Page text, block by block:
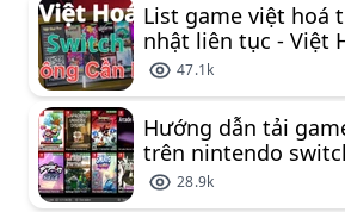
List game việt hoá
nhật liên tục - Việt
47.1k
Hướng dẫn tải
trên nintendo
28.9k